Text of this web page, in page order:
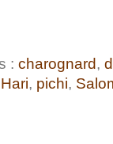
: charognard,
Hari, pichi,